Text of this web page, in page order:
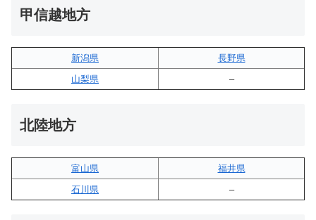
甲信越地方
新潟県
長野県
山梨県
–
北陸地方
富山県
福井県
石川県
–